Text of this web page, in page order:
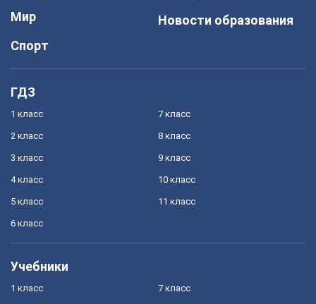
Мир
Спорт
Новости образования
ГДЗ
1 класс
2 класс
3 класс
4 класс
5 класс
6 класс
7 класс
8 класс
9 класс
10 класс
11 класс
Учебники
1 класс 7 класс